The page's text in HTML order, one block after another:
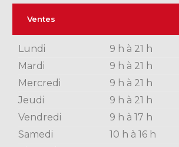
Ventes
Lundi
9 h à 21 h
Mardi
9 h à 21 h
Mercredi
9 h à 21 h
Jeudi
9 h à 21 h
Vendredi
9 h à 17 h
Samedi
10 h à 16 h